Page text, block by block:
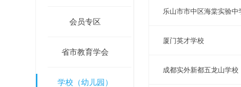
会员专区
省市教育学会
学校（幼儿园）
乐山市市中区海棠实验中
厦门英才学校
成都实外新都五龙山学校